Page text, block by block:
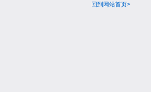
回到网站首页>